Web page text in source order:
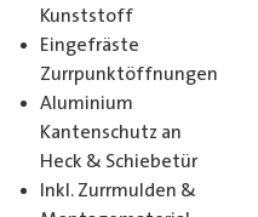
Kunststoff
Eingefräste
Zurrpunktöffnungen
Aluminium
Kantenschutz an
Heck & Schiebetür
Inkl. Zurrmulden &